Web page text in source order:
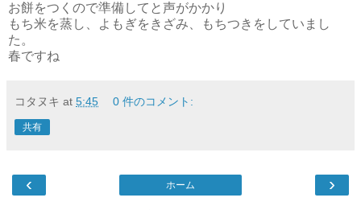
お餅をつくので準備してと声がかかり
もち米を蒸し、よもぎをきざみ、もちつきをしていまし
た。
春ですね
コタヌキ at 5:45 0 件のコメント:
共有
‹ ›
ホーム